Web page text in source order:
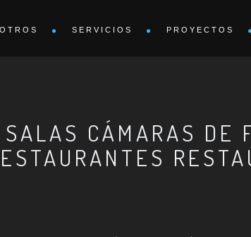
SERVICIOS PROYECTOS
CÁMARAS DE